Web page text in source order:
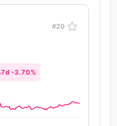
#20
7d -3.70%